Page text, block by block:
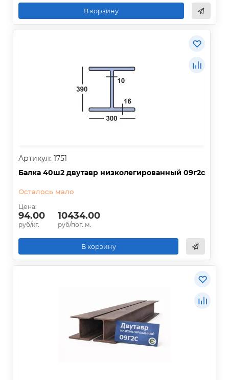
В корзину
Артикул: 1751
Балка 40ш2 двутавр низколегированный 09г2с
Осталось мало
Цена:
94.00
руб/кг.
10434.00
руб/пог. м.
В корзину